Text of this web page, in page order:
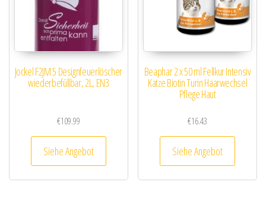
Jockel F2JM 5 Designfeuerlöscher
wiederbefüllbar, 2L, EN3
€109.99
Siehe Angebot
Beaphar 2 x 50 ml Fellkur Intensiv
Katze Biotin Turin Haarwechsel
Pflege Haut
€16.43
Siehe Angebot